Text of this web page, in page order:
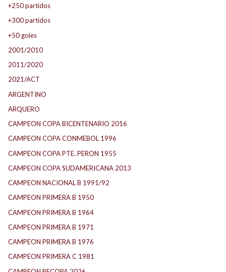
+250 partidos
+300 partidos
+50 goles
2001/2010
2011/2020
2021/ACT
ARGENTINO
ARQUERO
CAMPEON COPA BICENTENARIO 2016
CAMPEON COPA CONMEBOL 1996
CAMPEON COPA PTE. PERON 1955
CAMPEON COPA SUDAMERICANA 2013
CAMPEON NACIONAL B 1991/92
CAMPEON PRIMERA B 1950
CAMPEON PRIMERA B 1964
CAMPEON PRIMERA B 1971
CAMPEON PRIMERA B 1976
CAMPEON PRIMERA C 1981